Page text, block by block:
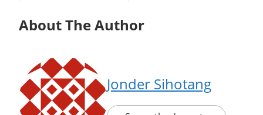
About The Author
Jonder Sihotang